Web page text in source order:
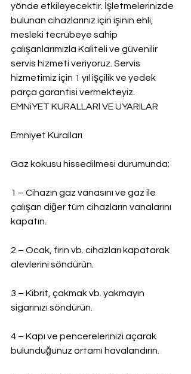
yönde etkileyecektir. İşletmelerinizde
bulunan cihazlarınız için işinin ehli,
mesleki tecrübeye sahip
çalışanlarımızla Kaliteli ve güvenilir
servis hizmeti veriyoruz. Servis
hizmetimiz için 1 yıl işçilik ve yedek
parça garantisi vermekteyiz.
EMNiYET KURALLARl VE UYARILAR
Emniyet Kuralları
Gaz kokusu hissedilmesi durumunda;
1 – Cihazın gaz vanasını ve gaz ile
çalışan diğer tüm cihazların vanalarını
kapatın.
2 – Ocak, fırın vb. cihazları kapatarak
alevlerini söndürün.
3 – Kibrit, çakmak vb. yakmayın
sigarınızı söndürün.
4 – Kapı ve pencerelerinizi açarak
bulunduğunuz ortamı havalandırın.